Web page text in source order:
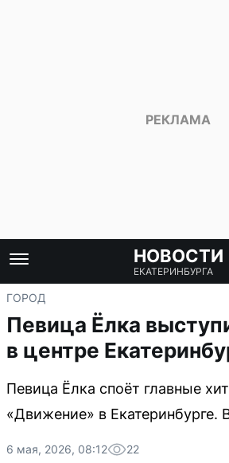
НОВОСТИ
ЕКАТЕРИНБУРГА
ГОРОД
Певица Ёлка
в центре
Певица Ёлка споёт главные
«Движение» в Екатеринбурге.
6 мая, 2026, 08:12 22